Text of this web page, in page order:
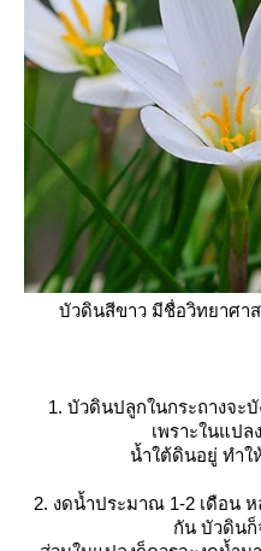
บัวดินสีขาว มีชื่อวิทยาศา
1. บัวดินปลูกในกระถางจะ
เพราะในแป
น้ำใต้ดินอยู่ ทำใ
2. งดน้ำประมาณ 1-2 เดือน
กัน บัวดินก็